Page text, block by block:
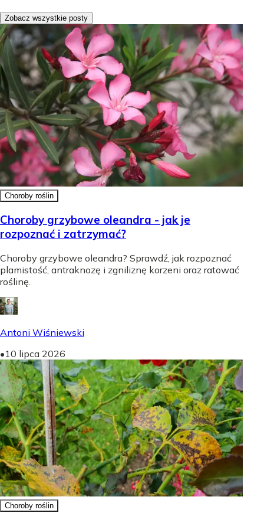
Zobacz wszystkie posty
Choroby roślin
Choroby grzybowe oleandra - jak je
rozpoznać i zatrzymać?
Choroby grzybowe oleandra? Sprawdź, jak rozpoznać
plamistość, antraknozę i zgniliznę korzeni oraz ratować
roślinę.
Antoni Wiśniewski
•10 lipca 2026
Choroby roślin